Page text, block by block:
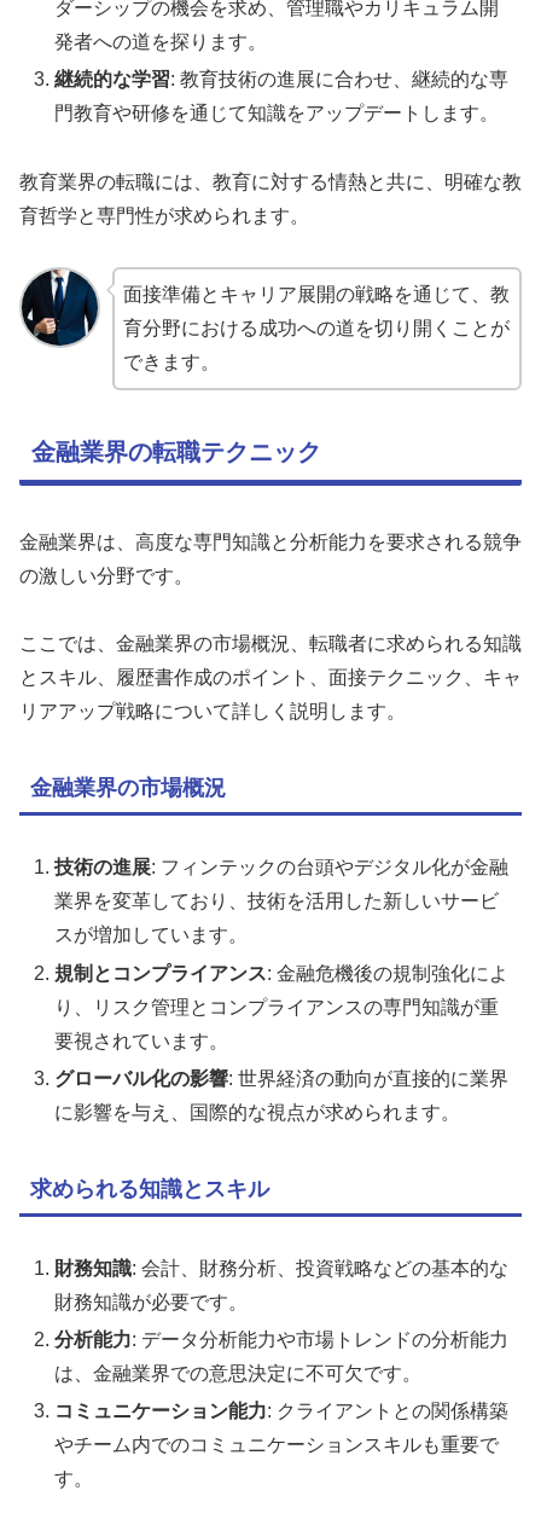
ダーシップの機会を求め、管理職やカリキュラム開
発者への道を探ります。
継続的な学習: 教育技術の進展に合わせ、継続的な専
門教育や研修を通じて知識をアップデートします。
教育業界の転職には、教育に対する情熱と共に、明確な教
育哲学と専門性が求められます。
面接準備とキャリア展開の戦略を通じて、教
育分野における成功への道を切り開くことが
できます。
金融業界の転職テクニック
金融業界は、高度な専門知識と分析能力を要求される競争
の激しい分野です。
ここでは、金融業界の市場概況、転職者に求められる知識
とスキル、履歴書作成のポイント、面接テクニック、キャ
リアアップ戦略について詳しく説明します。
金融業界の市場概況
技術の進展: フィンテックの台頭やデジタル化が金融
業界を変革しており、技術を活用した新しいサービ
スが増加しています。
規制とコンプライアンス: 金融危機後の規制強化によ
り、リスク管理とコンプライアンスの専門知識が重
要視されています。
グローバル化の影響: 世界経済の動向が直接的に業界
に影響を与え、国際的な視点が求められます。
求められる知識とスキル
財務知識: 会計、財務分析、投資戦略などの基本的な
財務知識が必要です。
分析能力: データ分析能力や市場トレンドの分析能力
は、金融業界での意思決定に不可欠です。
コミュニケーション能力: クライアントとの関係構築
やチーム内でのコミュニケーションスキルも重要で
す。